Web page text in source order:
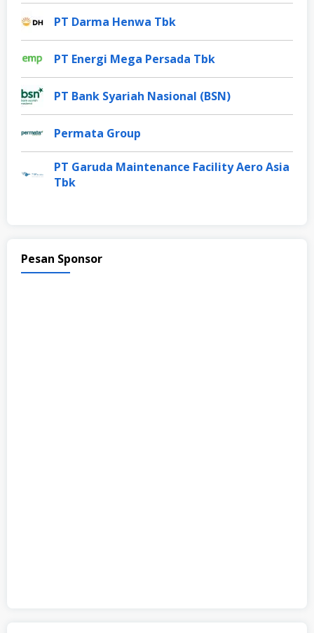
PT Darma Henwa Tbk
PT Energi Mega Persada Tbk
PT Bank Syariah Nasional (BSN)
Permata Group
PT Garuda Maintenance Facility Aero Asia
Tbk
Pesan Sponsor